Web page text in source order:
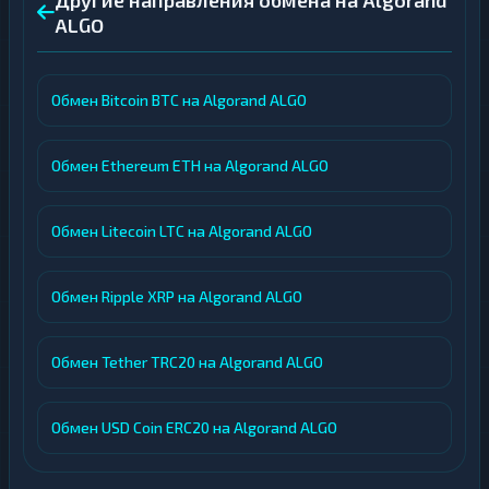
ALGO
Обмен Bitcoin BTC на Algorand ALGO
Обмен Ethereum ETH на Algorand ALGO
Обмен Litecoin LTC на Algorand ALGO
Обмен Ripple XRP на Algorand ALGO
Обмен Tether TRC20 на Algorand ALGO
Обмен USD Coin ERC20 на Algorand ALGO